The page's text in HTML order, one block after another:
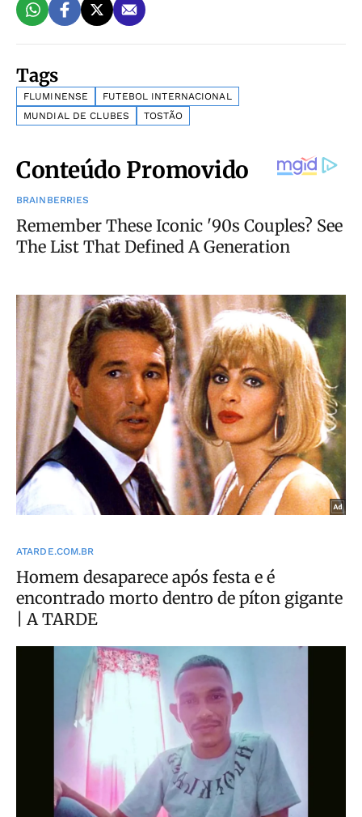
Tags
FLUMINENSE
FUTEBOL INTERNACIONAL
MUNDIAL DE CLUBES
TOSTÃO